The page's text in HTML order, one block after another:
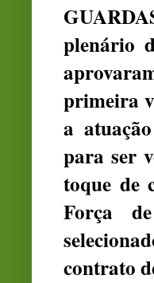
plenário
primeira
a
para ser
toque de
Força
contrato